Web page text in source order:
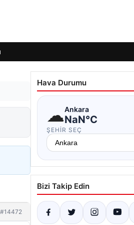
#14472
Hava Durumu
☁Ankara
NaN°C
ŞEHIR SEÇ
Bizi Takip Edin